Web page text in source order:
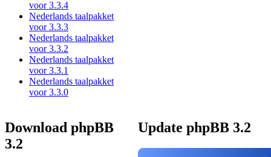
voor 3.3.4
Nederlands taalpakket
voor 3.3.3
Nederlands taalpakket
voor 3.3.2
Nederlands taalpakket
voor 3.3.1
Nederlands taalpakket
voor 3.3.0
Download phpBB
3.2
Update phpBB 3.2